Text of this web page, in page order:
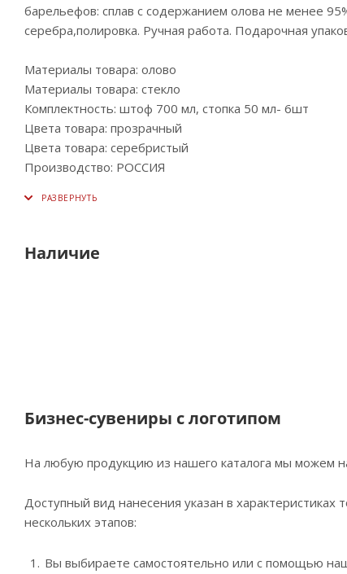
барельефов: сплав с содержанием олова не менее
серебра,полировка. Ручная работа. Подарочная
Материалы товара: олово
Материалы товара: стекло
Комплектность: штоф 700 мл, стопка 50 мл- 6шт
Цвета товара: прозрачный
Цвета товара: серебристый
Производство: РОССИЯ
Наличие
Бизнес-сувениры с логотипом
На любую продукцию из нашего каталога мы можем
Доступный вид нанесения указан в характеристиках
нескольких этапов:
Вы выбираете самостоятельно или с помощью